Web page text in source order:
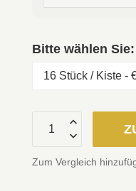
Bitte wählen Sie:
Zum Vergleich